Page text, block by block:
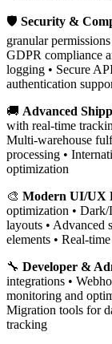
🛡️ Security &
granular
GDPR compliance
logging • Secure
authentication
🚚 Advanced
with real-time
Multi-warehouse
processing •
optimization
🎨 Modern UI/UX
optimization • Dark/
layouts • Advanced
elements • Real-
🔧 Developer &
integrations •
monitoring and
Migration tools for
tracking